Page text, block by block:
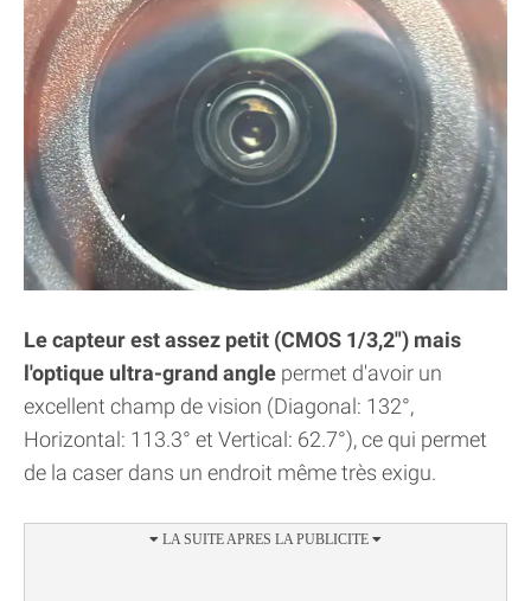
Le capteur est assez petit (CMOS 1/3,2") mais
l'optique ultra-grand angle permet d'avoir un
excellent champ de vision (Diagonal: 132°,
Horizontal: 113.3° et Vertical: 62.7°), ce qui permet
de la caser dans un endroit même très exigu.